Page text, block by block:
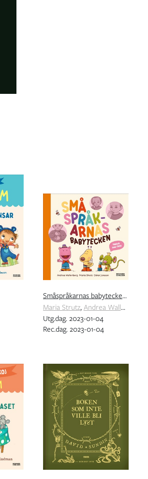
Småspråkarnas babytecken - pekbok med film
Maria Strutz,Andrea Wallenberg
Utg.dag. 2023-01-04
Rec.dag. 2023-01-04